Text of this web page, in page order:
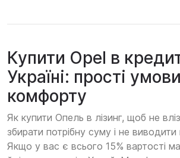
Купити Opel в
Україні: прості
комфорту
Як купити Опель в лізинг, щоб не
збирати потрібну суму і не
Якщо у вас є всього 15% вартості